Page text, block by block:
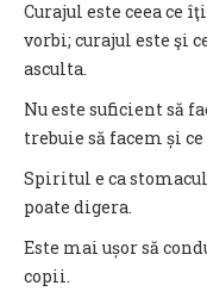
Curajul este ceea ce
vorbi; curajul este şi
asculta.
Nu este suficient să
trebuie să facem și
Spiritul e ca
poate digera.
Este mai ușor să
copii.